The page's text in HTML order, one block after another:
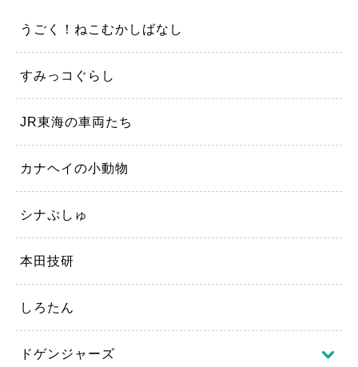
うごく！ねこむかしばなし
すみっコぐらし
JR東海の車両たち
カナヘイの小動物
シナぷしゅ
本田技研
しろたん
ドゲンジャーズ